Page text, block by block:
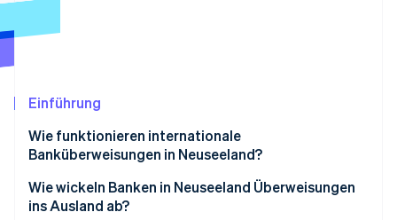
Betrugsprävention
Atlas
Stripe-Sessions 2026
Erfahren Sie, wie Stripe Lösungen für die
Einführung
Wie funktionieren internationale
Banküberweisungen in Neuseeland?
Wie wickeln Banken in Neuseeland Überweisungen
ins Ausland ab?